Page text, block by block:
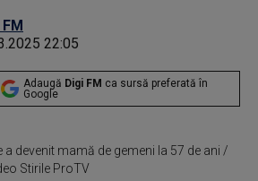
22:05
Adaugă Digi FM ca sursă preferată în
Google
a devenit mamă de gemeni la 57 de ani /
Stirile ProTV